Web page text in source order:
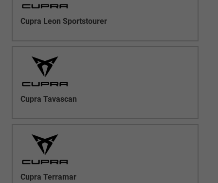
Cupra Leon Sportstourer
Cupra Tavascan
Cupra Terramar